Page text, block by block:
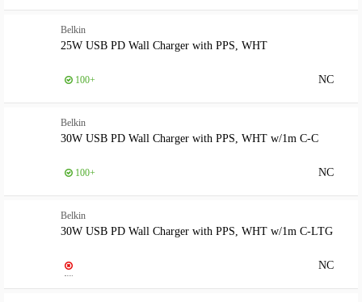
Belkin
25W USB PD Wall Charger with PPS, WHT
NC
100+
Belkin
30W USB PD Wall Charger with PPS, WHT w/1m C-C
NC
100+
Belkin
30W USB PD Wall Charger with PPS, WHT w/1m C-LTG
NC